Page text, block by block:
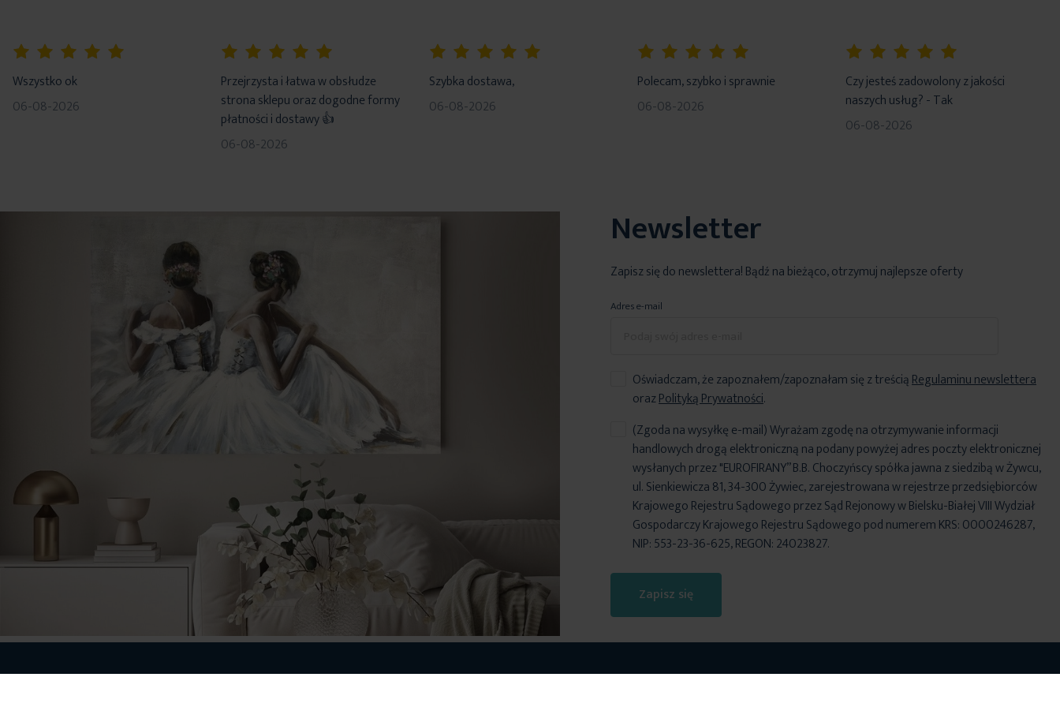
Wszystko ok
06-08-2026
Przejrzysta i łatwa w obsłudze
strona sklepu oraz dogodne formy
płatności i dostawy 👍
06-08-2026
Szybka dostawa,
06-08-2026
Polecam, szybko i sprawnie
06-08-2026
Czy jesteś zadowolony z jakości
naszych usług? - Tak
06-08-2026
Newsletter
Zapisz się do newslettera! Bądź na bieżąco, otrzymuj najlepsze oferty
Adres e-mail
Oświadczam, że zapoznałem/zapoznałam się z treściąRegulaminu newslettera
orazPolityką Prywatności.
Zapisz się
(Zgoda na wysyłkę e-mail) Wyrażam zgodę na otrzymywanie informacji
handlowych drogą elektroniczną na podany powyżej adres poczty elektronicznej
wysłanych przez "EUROFIRANY” B.B. Choczyńscy spółka jawna z siedzibą w Żywcu,
ul. Sienkiewicza 81, 34-300 Żywiec, zarejestrowana w rejestrze przedsiębiorców
Krajowego Rejestru Sądowego przez Sąd Rejonowy w Bielsku-Białej VIII Wydział
Gospodarczy Krajowego Rejestru Sądowego pod numerem KRS: 0000246287,
NIP: 553-23-36-625, REGON: 24023827.